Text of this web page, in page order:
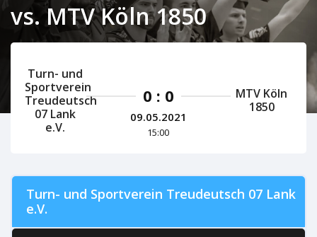
vs. MTV Köln 1850
Turn- und
Sportverein
Treudeutsch
07 Lank
e.V.
0 : 0
09.05.2021
15:00
MTV Köln
1850
Turn- und Sportverein Treudeutsch 07 Lank
e.V.